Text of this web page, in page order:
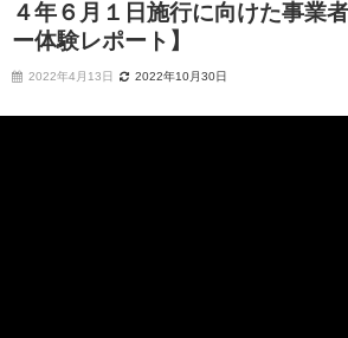
４年６月１日施行に向けた事業
ー体験レポート】
2022年4月13日 2022年10月30日